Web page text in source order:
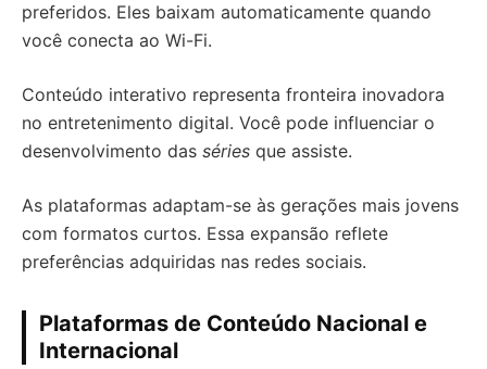
preferidos. Eles baixam automaticamente quando
você conecta ao Wi-Fi.
Conteúdo interativo representa fronteira inovadora
no entretenimento digital. Você pode influenciar o
desenvolvimento das séries que assiste.
As plataformas adaptam-se às gerações mais jovens
com formatos curtos. Essa expansão reflete
preferências adquiridas nas redes sociais.
Plataformas de Conteúdo Nacional e
Internacional